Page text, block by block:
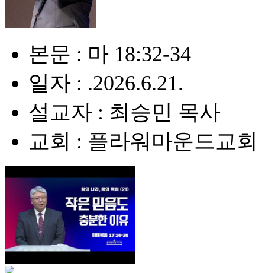
본문 : 마 18:32-34
일자 : .2026.6.21.
설교자 : 최승민 목사
교회 : 플라워마운드교회